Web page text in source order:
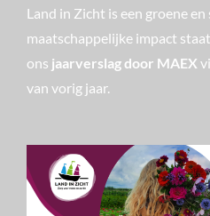
Land in Zicht is een groene
maatschappelijke impact
ons jaarverslag door MAEX
van vorig jaar.